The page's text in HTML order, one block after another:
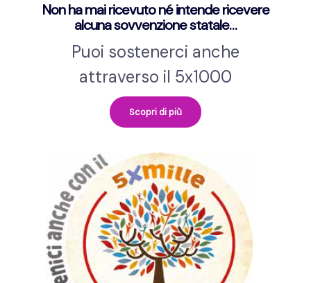
Non ha mai ricevuto né intende ricevere
alcuna sovvenzione statale…
Puoi sostenerci anche
attraverso il 5x1000
Scopri di più